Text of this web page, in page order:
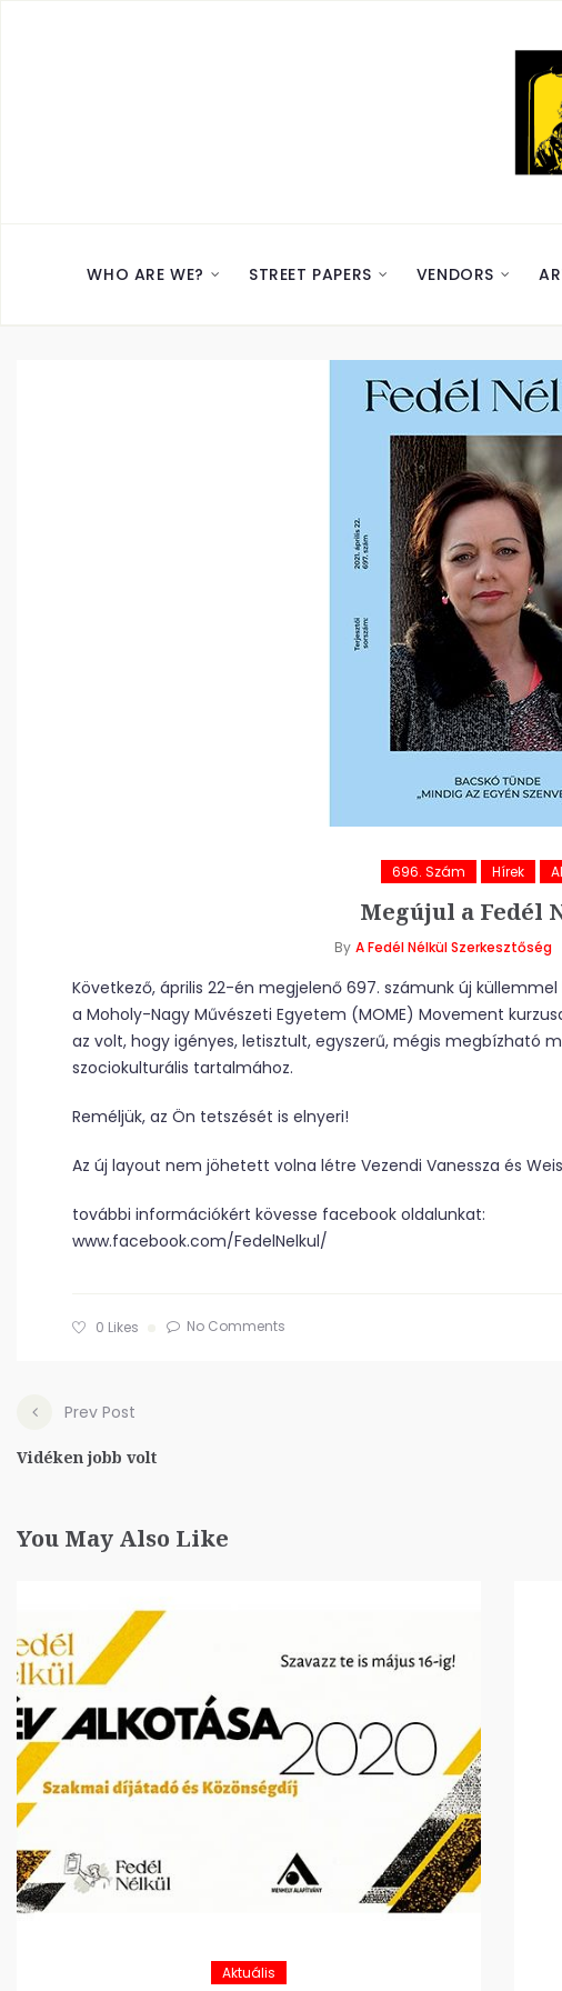
WHO ARE WE? STREET PAPERS VENDORS
696. Szám Hírek
Megújul a Fedél
By A Fedél Nélkül Szerkesztőség
Következő, április 22-én megjelenő 697. számunk új
a Moholy-Nagy Művészeti Egyetem (MOME) Movement
az volt, hogy igényes, letisztult, egyszerű, mégis megbízható
szocio­kulturális tartalmához.
Reméljük, az Ön tetszését is elnyeri!
Az új layout nem jöhetett volna létre Vezendi Vanessza és
további információkért kövesse facebook oldalunkat:
www.facebook.com/FedelNelkul/
0 Likes No Comments
Prev Post
Vidéken jobb volt
You May Also Like
Aktuális